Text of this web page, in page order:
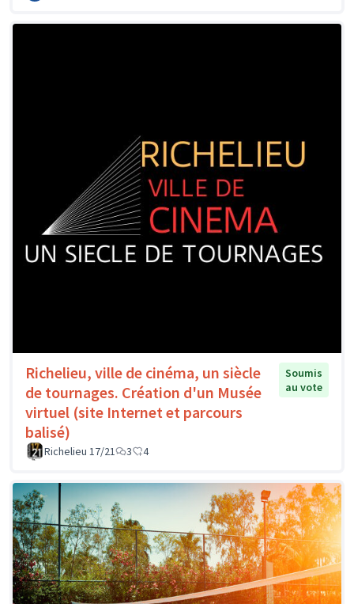
Richelieu, ville de cinéma, un siècle
de tournages. Création d'un Musée
virtuel (site Internet et parcours
balisé)
Soumis
au vote
Richelieu 17/21 3 4